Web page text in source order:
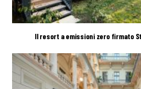
Il resort a emissioni zero firmato